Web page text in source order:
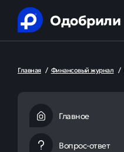
Одобрили
Главная / Финансовый журнал /
Главное
Вопрос-ответ